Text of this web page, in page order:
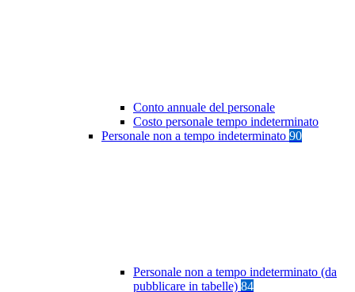
Conto annuale del personale
Costo personale tempo indeterminato
Personale non a tempo indeterminato 90
Personale non a tempo indeterminato (da
pubblicare in tabelle) 84